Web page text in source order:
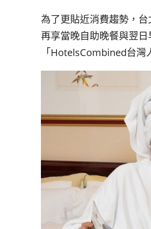
為了更貼近消費趨勢，
再享當晚自助晚餐與翌
「HotelsCombined台